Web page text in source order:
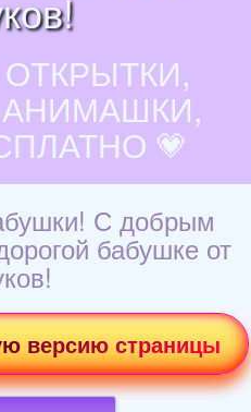
АНИМАШКИ,
💗
С добрым
бабушке от
версию страницы